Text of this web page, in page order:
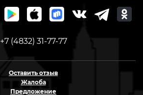
+7 (4832) 31-77-77
Оставить отзыв
Жалоба
Предложение